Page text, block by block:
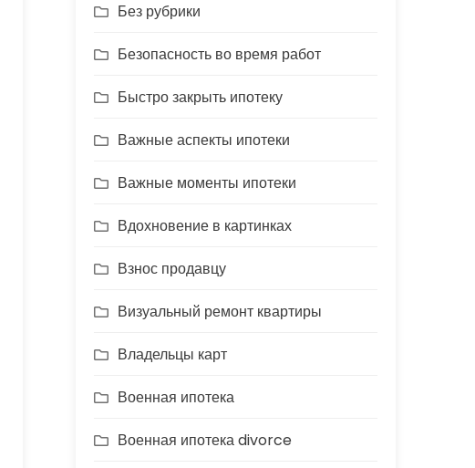
Без рубрики
Безопасность во время работ
Быстро закрыть ипотеку
Важные аспекты ипотеки
Важные моменты ипотеки
Вдохновение в картинках
Взнос продавцу
Визуальный ремонт квартиры
Владельцы карт
Военная ипотека
Военная ипотека divorce